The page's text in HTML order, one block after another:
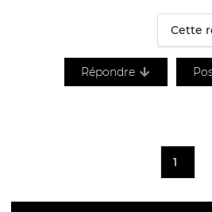
Cette
Répondre
1